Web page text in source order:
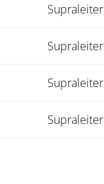
Supraleiter
Supraleiter
Supraleiter
Supraleiter